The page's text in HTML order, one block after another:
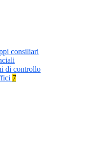
consiliari
di controllo
7